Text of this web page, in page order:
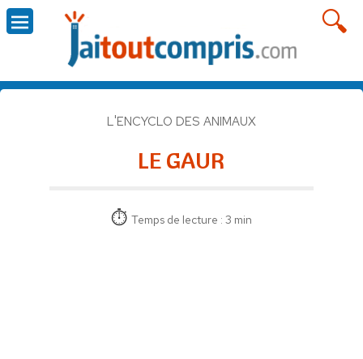
L'ENCYCLO DES ANIMAUX
LE GAUR
Temps de lecture : 3 min